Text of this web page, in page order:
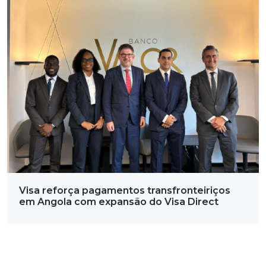
Visa reforça pagamentos transfronteiriços
em Angola com expansão do Visa Direct